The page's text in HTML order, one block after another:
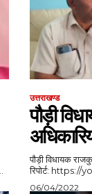
उत्तराखण्ड
पौड़ी
पौड़ी विधायक
06/04/2022